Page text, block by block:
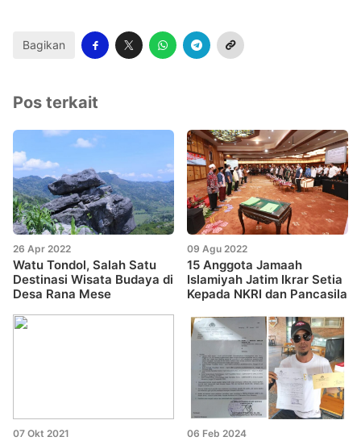
Bagikan
Pos terkait
26 Apr 2022
Watu Tondol, Salah Satu
Destinasi Wisata Budaya di
Desa Rana Mese
09 Agu 2022
15 Anggota Jamaah
Islamiyah Jatim Ikrar Setia
Kepada NKRI dan Pancasila
07 Okt 2021 06 Feb 2024